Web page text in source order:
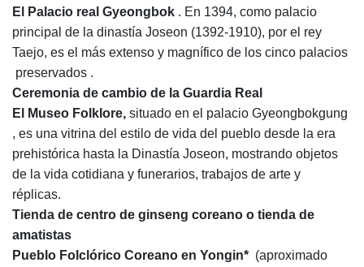
El Palacio real Gyeongbok . En 1394, como palacio
principal de la dinastía Joseon (1392-1910), por el rey
Taejo, es el más extenso y magnífico de los cinco palacios
preservados .
Ceremonia de cambio de la Guardia Real
El Museo Folklore, situado en el palacio Gyeongbokgung
, es una vitrina del estilo de vida del pueblo desde la era
prehistórica hasta la Dinastía Joseon, mostrando objetos
de la vida cotidiana y funerarios, trabajos de arte y
réplicas.
Tienda de centro de ginseng coreano o tienda de
amatistas
Pueblo Folclórico Coreano en Yongin* (aproximado